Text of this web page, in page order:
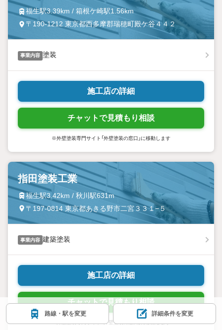
福生駅3.39km / 箱根ケ崎駅1.56km
〒190-1212 東京都西多摩郡瑞穂町殿ケ谷４４２
事業内容 塗装
施工店の詳細
チャットで見積もり相談
※外壁塗装専門サイト「外壁塗装の窓口」に移動します
指田塗装工業
福生駅3.42km / 秋川駅631m
〒197-0814 東京都あきる野市二宮３３１−５
事業内容 建築塗装
施工店の詳細
チャットで見積もり相談
※外壁塗装専門サイト「外壁塗装の窓口」に移動します
路線・駅を変更 詳細条件を変更